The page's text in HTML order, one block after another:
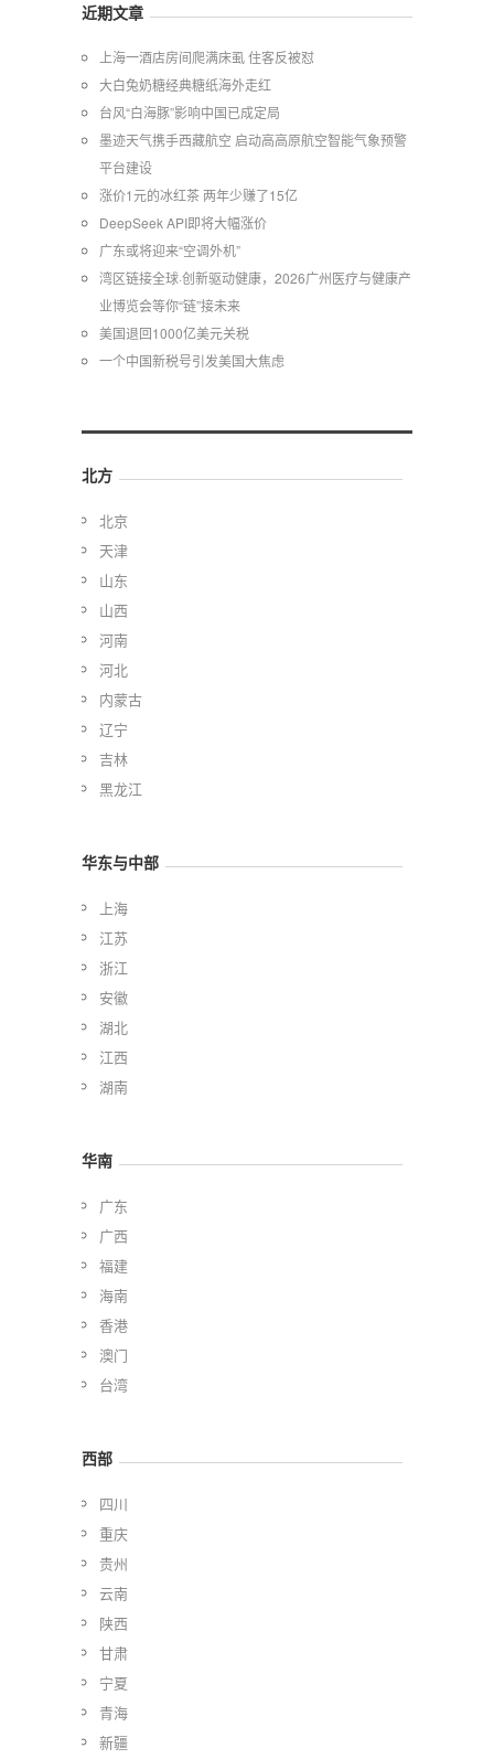
近期文章
上海一酒店房间爬满床虱 住客反被怼
大白兔奶糖经典糖纸海外走红
台风“白海豚”影响中国已成定局
墨迹天气携手西藏航空 启动高高原航空智能气象预警
平台建设
涨价1元的冰红茶 两年少赚了15亿
DeepSeek API即将大幅涨价
广东或将迎来“空调外机”
湾区链接全球·创新驱动健康，2026广州医疗与健康产
业博览会等你“链”接未来
美国退回1000亿美元关税
一个中国新税号引发美国大焦虑
北方
北京
天津
山东
山西
河南
河北
内蒙古
辽宁
吉林
黑龙江
华东与中部
上海
江苏
浙江
安徽
湖北
江西
湖南
华南
广东
广西
福建
海南
香港
澳门
台湾
西部
四川
重庆
贵州
云南
陕西
甘肃
宁夏
青海
新疆